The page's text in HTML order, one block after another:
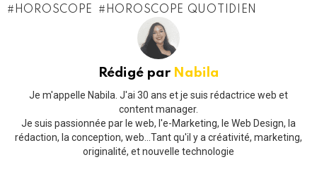
HOROSCOPE HOROSCOPE QUOTIDIEN
Rédigé par Nabila
Je m'appelle Nabila. J'ai 30 ans et je suis rédactrice web et
content manager.
Je suis passionnée par le web, l'e-Marketing, le Web Design, la
rédaction, la conception, web...Tant qu'il y a créativité, marketing,
originalité, et nouvelle technologie